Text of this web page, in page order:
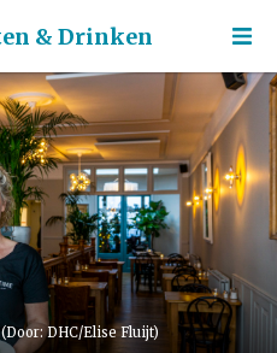
& Drinken
DHC/Elise Fluijt)